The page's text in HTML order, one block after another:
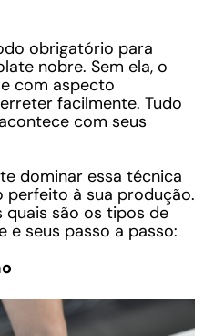
obrigatório para
nobre. Sem ela, o
com aspecto
facilmente. Tudo
com seus
dominar essa técnica
perfeito à sua produção.
quais são os tipos de
seus passo a passo: